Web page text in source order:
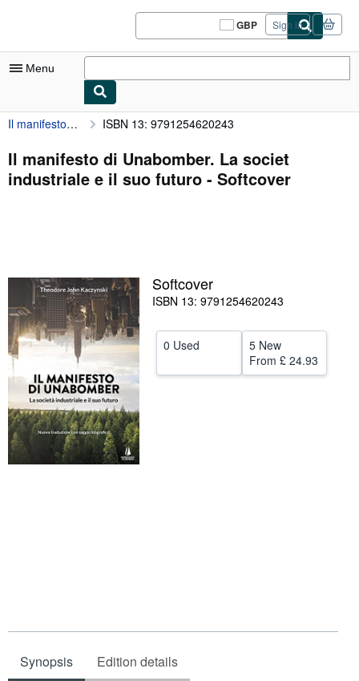
GBP
Site
shopping
Sign in
Menu
My Account
My Purchases
Sign Off
Art & Collectables
Textbooks
Sellers
Start Selling
Help
Il manifesto di Unabomber. La societ industriale e il suo futuro ISBN 13: 9791254620243
Il manifesto di Unabomber. La societ
industriale e il suo futuro - Softcover
Softcover
ISBN 13: 9791254620243
0 Used
5 New
From £ 24.93
Synopsis Edition details